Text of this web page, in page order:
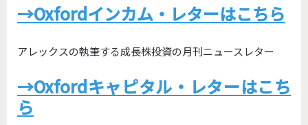
→Oxfordインカム・レターはこちら
アレックスの執筆する成長株投資の月刊ニュースレター
→Oxfordキャピタル・レターはこち
ら